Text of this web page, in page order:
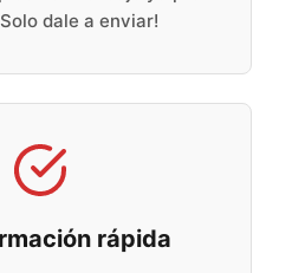
dale a enviar!
rápida